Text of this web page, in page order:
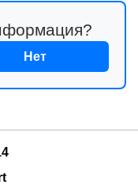
Нет